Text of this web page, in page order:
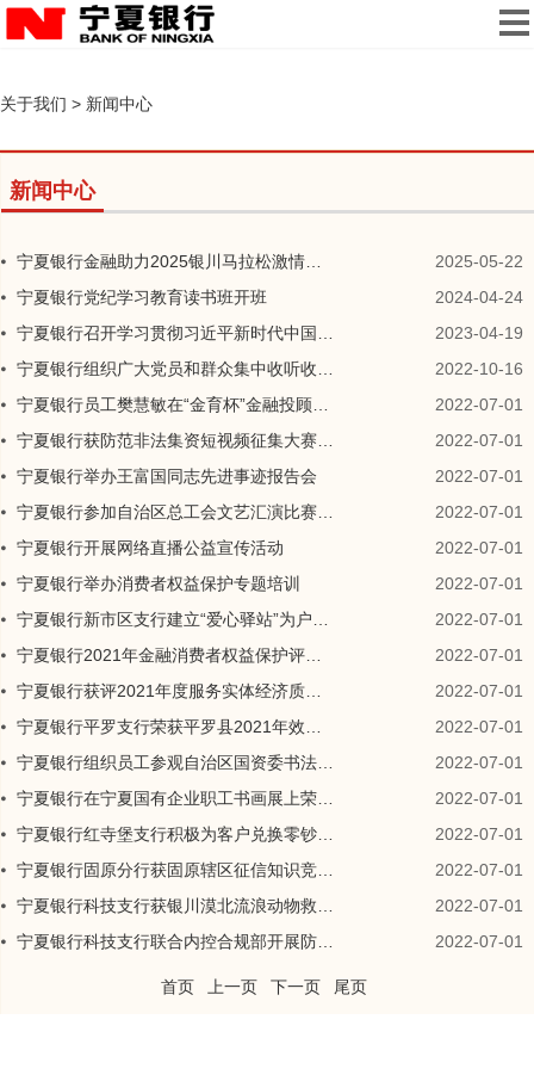
关于我们 > 新闻中心
新闻中心
宁夏银行金融助力2025银川马拉松激情开跑
2025-05-22
宁夏银行党纪学习教育读书班开班
2024-04-24
宁夏银行召开学习贯彻习近平新时代中国特色社会主义思想主题教育工作会议
2023-04-19
宁夏银行组织广大党员和群众集中收听收看党的二十大开幕盛况
2022-10-16
宁夏银行员工樊慧敏在“金育杯”金融投顾马拉松大赛中获佳绩
2022-07-01
宁夏银行获防范非法集资短视频征集大赛二等奖
2022-07-01
宁夏银行举办王富国同志先进事迹报告会
2022-07-01
宁夏银行参加自治区总工会文艺汇演比赛获得好成绩
2022-07-01
宁夏银行开展网络直播公益宣传活动
2022-07-01
宁夏银行举办消费者权益保护专题培训
2022-07-01
宁夏银行新市区支行建立“爱心驿站”为户外工作者提供暖心服务
2022-07-01
宁夏银行2021年金融消费者权益保护评估获评A等级机构
2022-07-01
宁夏银行获评2021年度服务实体经济质效监管评价A级机构
2022-07-01
宁夏银行平罗支行荣获平罗县2021年效能目标管理考核优秀等次
2022-07-01
宁夏银行组织员工参观自治区国资委书法美术摄影展览
2022-07-01
宁夏银行在宁夏国有企业职工书画展上荣获多项奖项
2022-07-01
宁夏银行红寺堡支行积极为客户兑换零钞获好评
2022-07-01
宁夏银行固原分行获固原辖区征信知识竞赛三等奖
2022-07-01
宁夏银行科技支行获银川漠北流浪动物救助之家锦旗感谢
2022-07-01
宁夏银行科技支行联合内控合规部开展防范非法集资宣传
2022-07-01
首页 上一页 下一页 尾页